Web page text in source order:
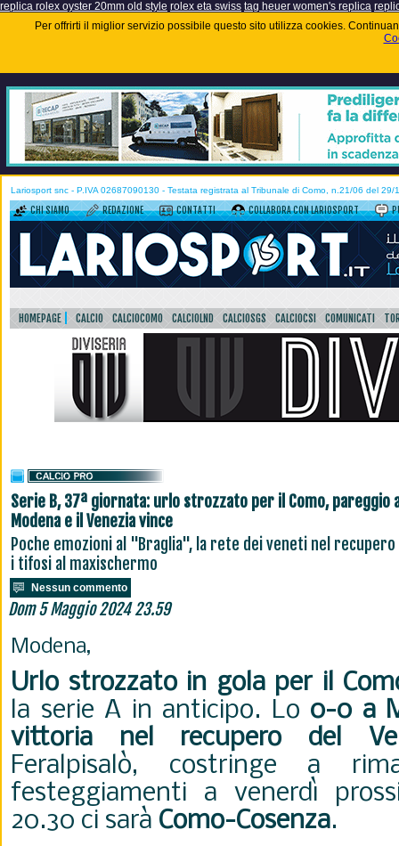
replica rolex oyster 20mm old style rolex eta swiss tag heuer women's replica
Per offrirti il miglior servizio possibile questo sito utilizza cookies.
Lariosport snc - P.IVA 02687090130 - Testata registrata al Tribunale di Como, n.21/06 del 29/
CHI SIAMO REDAZIONE CONTATTI COLLABORA CON LARIOSPORT
HOMEPAGE CALCIO CALCIOCOMO CALCIOLND CALCIOSGS CALCIOCSI COMUNICATI
Serie B, 37ª giornata: urlo strozzato per il Como, pareggio
Modena e il Venezia vince
Poche emozioni al "Braglia", la rete dei veneti nel recupero
i tifosi al maxischermo
Nessun commento
Dom 5 Maggio 2024 23.59
Modena,
Urlo strozzato in gola per il
la serie A in anticipo. Lo 0-0 a
vittoria nel recupero del
Feralpisalò, costringe a
festeggiamenti a venerdì
20.30 ci sarà Como-Cosenza.